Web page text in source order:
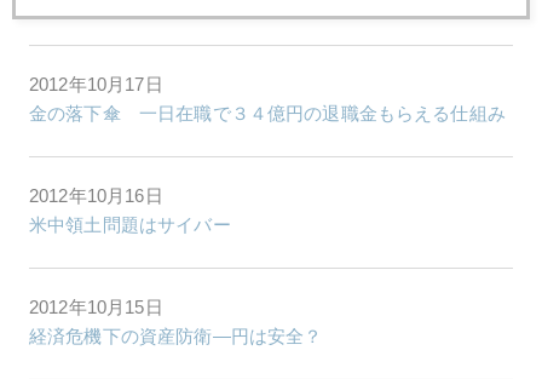
2012年10月17日
金の落下傘 一日在職で３４億円の退職金もらえる仕組み
2012年10月16日
米中領土問題はサイバー
2012年10月15日
経済危機下の資産防衛―円は安全？